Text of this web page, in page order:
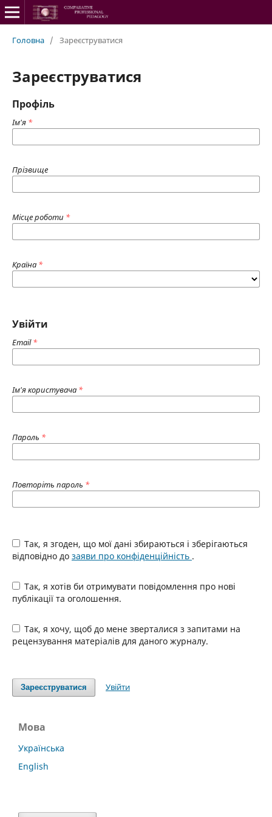
Головна / Зареєструватися
Зареєструватися
Профіль
Ім'я *
Прізвище
Місце роботи *
Країна *
Увійти
Email*
Ім'я користувача *
Пароль *
Повторіть пароль *
Так, я згоден, що мої дані збираються і зберігаються
відповідно до заяви про конфіденційність .
Так, я хотів би отримувати повідомлення про нові
публікації та оголошення.
Так, я хочу, щоб до мене зверталися з запитами на
рецензування матеріалів для даного журналу.
Зареєструватися Увійти
Мова
Українська
English